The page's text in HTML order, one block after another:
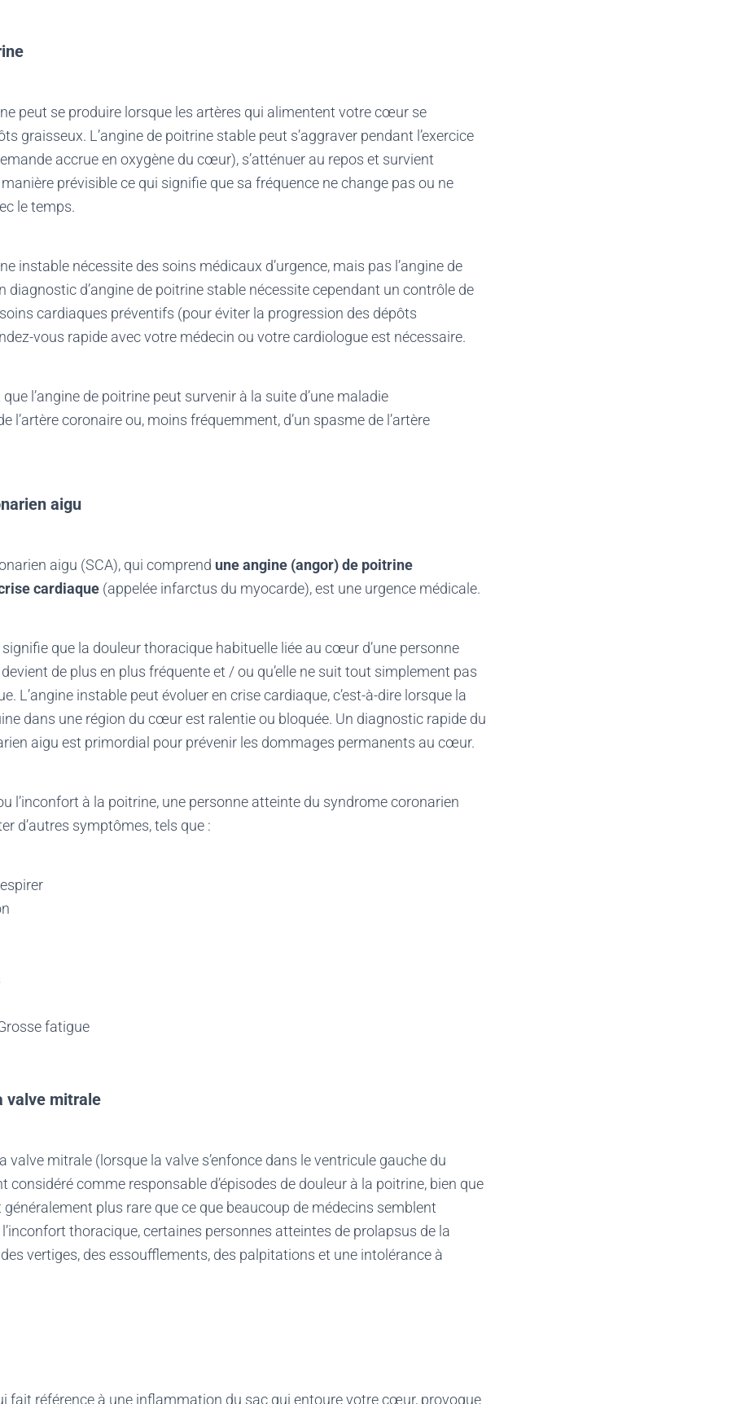
peut se produire lorsque les artères qui alimentent votre cœur se
graisseux. L’angine de poitrine stable peut s’aggraver pendant l’exercice
accrue en oxygène du cœur), s’atténuer au repos et survient
prévisible ce qui signifie que sa fréquence ne change pas ou ne
le temps.
instable nécessite des soins médicaux d’urgence, mais pas l’angine de
diagnostic d’angine de poitrine stable nécessite cependant un contrôle de
cardiaques préventifs (pour éviter la progression des dépôts
vous rapide avec votre médecin ou votre cardiologue est nécessaire.
l’angine de poitrine peut survenir à la suite d’une maladie
l’artère coronaire ou, moins fréquemment, d’un spasme de l’artère
aigu
aigu (SCA), qui comprend une angine (angor) de poitrine
cardiaque (appelée infarctus du myocarde), est une urgence médicale.
signifie que la douleur thoracique habituelle liée au cœur d’une personne
devient de plus en plus fréquente et / ou qu’elle ne suit tout simplement pas
L’angine instable peut évoluer en crise cardiaque, c’est-à-dire lorsque la
dans une région du cœur est ralentie ou bloquée. Un diagnostic rapide du
aigu est primordial pour prévenir les dommages permanents au cœur.
l’inconfort à la poitrine, une personne atteinte du syndrome coronarien
d’autres symptômes, tels que :
fatigue
valve mitrale
valve mitrale (lorsque la valve s’enfonce dans le ventricule gauche du
comme responsable d’épisodes de douleur à la poitrine, bien que
plus rare que ce que beaucoup de médecins semblent
thoracique, certaines personnes atteintes de prolapsus de la
vertiges, des essoufflements, des palpitations et une intolérance à
fait référence à une inflammation du sac qui entoure votre cœur, provoque